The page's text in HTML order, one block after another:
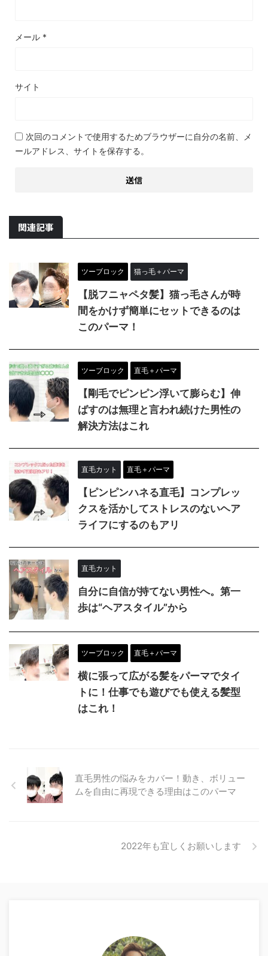
メール *
サイト
次回のコメントで使用するためブラウザーに自分の名前、メ
ールアドレス、サイトを保存する。
関連記事
ツーブロック 猫っ毛＋パーマ
【脱フニャペタ髪】猫っ毛さんが時
間をかけず簡単にセットできるのは
このパーマ！
ツーブロック 直毛＋パーマ
【剛毛でピンピン浮いて膨らむ】伸
ばすのは無理と言われ続けた男性の
解決方法はこれ
直毛カット 直毛＋パーマ
【ピンピンハネる直毛】コンプレッ
クスを活かしてストレスのないヘア
ライフにするのもアリ
直毛カット
自分に自信が持てない男性へ。第一
歩は“ヘアスタイル”から
ツーブロック 直毛＋パーマ
横に張って広がる髪をパーマでタイ
トに！仕事でも遊びでも使える髪型
はこれ！
直毛男性の悩みをカバー！動き、ボリュー
ムを自由に再現できる理由はこのパーマ
2022年も宜しくお願いします